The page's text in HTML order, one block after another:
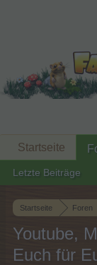
Startseite Foren
Youtube,
Euch für
Startseite
Letzte Beiträge